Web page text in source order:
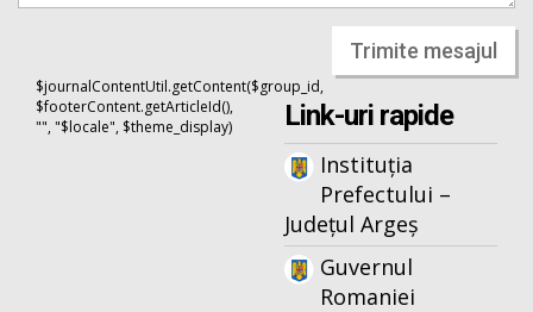
Trimite mesajul
$journalContentUtil.getContent($group_id,
$footerContent.getArticleId(),
"", "$locale", $theme_display)
Link-uri rapide
Instituția
Prefectului –
Județul Argeș
Guvernul
Romaniei